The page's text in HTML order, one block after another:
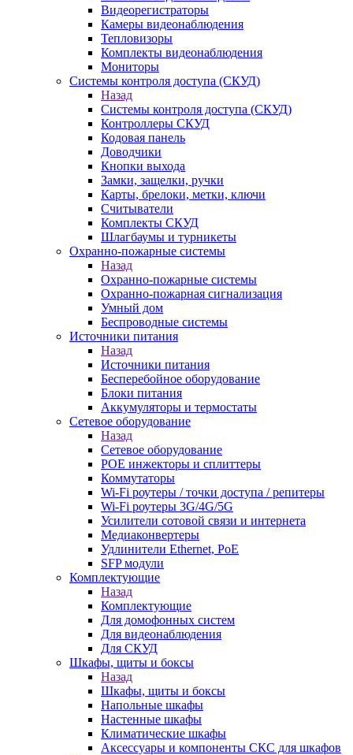
Видеорегистраторы
Камеры видеонаблюдения
Тепловизоры
Комплекты видеонаблюдения
Мониторы
Системы контроля доступа (СКУД)
Назад
Системы контроля доступа (СКУД)
Контроллеры СКУД
Кодовая панель
Доводчики
Кнопки выхода
Замки, защелки, ручки
Карты, брелоки, метки, ключи
Считыватели
Комплекты СКУД
Шлагбаумы и турникеты
Охранно-пожарные системы
Назад
Охранно-пожарные системы
Охранно-пожарная сигнализация
Умный дом
Беспроводные системы
Источники питания
Назад
Источники питания
Бесперебойное оборудование
Блоки питания
Аккумуляторы и термостаты
Сетевое оборудование
Назад
Сетевое оборудование
POE инжекторы и сплиттеры
Коммутаторы
Wi-Fi роутеры / точки доступа / репитеры
Wi-Fi роутеры 3G/4G/5G
Усилители сотовой связи и интернета
Медиаконвертеры
Удлинители Ethernet, PoE
SFP модули
Комплектующие
Назад
Комплектующие
Для домофонных систем
Для видеонаблюдения
Для СКУД
Шкафы, щиты и боксы
Назад
Шкафы, щиты и боксы
Напольные шкафы
Настенные шкафы
Климатические шкафы
Аксессуары и компоненты СКС для шкафов